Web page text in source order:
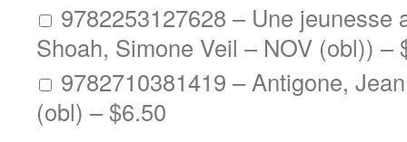
9782253127628 – Une jeunesse
Shoah, Simone Veil – NOV (obl)) –
9782710381419 – Antigone,
(obl) – $6.50